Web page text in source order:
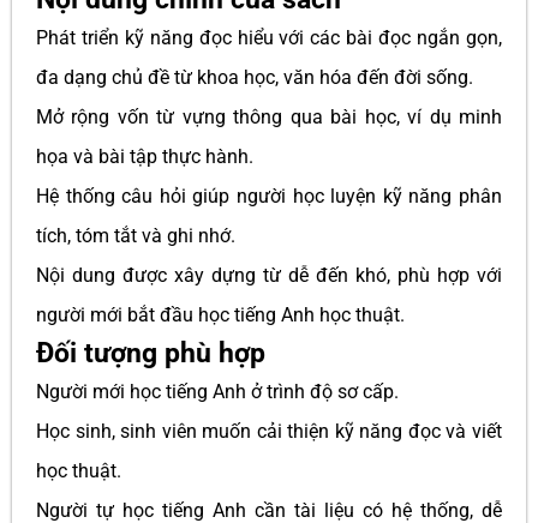
Phát triển kỹ năng đọc hiểu với các bài đọc ngắn gọn,
đa dạng chủ đề từ khoa học, văn hóa đến đời sống.
Mở rộng vốn từ vựng thông qua bài học, ví dụ minh
họa và bài tập thực hành.
Hệ thống câu hỏi giúp người học luyện kỹ năng phân
tích, tóm tắt và ghi nhớ.
Nội dung được xây dựng từ dễ đến khó, phù hợp với
người mới bắt đầu học tiếng Anh học thuật.
Đối tượng phù hợp
Người mới học tiếng Anh ở trình độ sơ cấp.
Học sinh, sinh viên muốn cải thiện kỹ năng đọc và viết
học thuật.
Người tự học tiếng Anh cần tài liệu có hệ thống, dễ